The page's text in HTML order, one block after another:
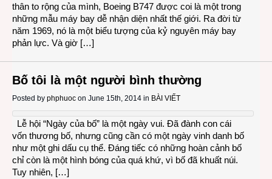
thân to rộng của mình, Boeing B747 được coi là một trong
những mẫu máy bay dễ nhận diện nhất thế giới. Ra đời từ
năm 1969, nó là một biểu tượng của kỷ nguyên máy bay
phản lực. Và giờ […]
Bố tôi là một người bình thường
Posted by phphuoc on June 15th, 2014 in BÀI VIẾT
Lễ hội “Ngày của bố” là một ngày vui. Đã đành con cái
vốn thương bố, nhưng cũng cần có một ngày vinh danh bố
như một ghi dấu cụ thể. Đáng tiếc có những hoàn cảnh bố
chỉ còn là một hình bóng của quá khứ, vì bố đã khuất núi.
Tuy nhiên, […]